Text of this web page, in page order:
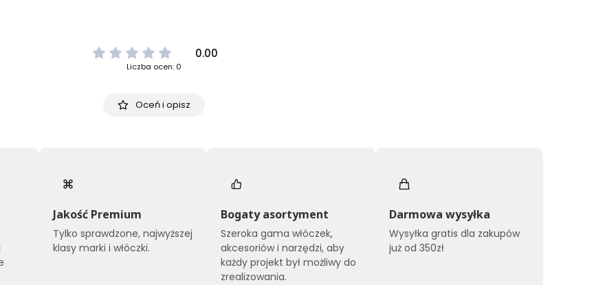
0.00
Liczba ocen: 0
Oceń i opisz
Jakość Premium
Tylko sprawdzone, najwyższej
klasy marki i włóczki.
Bogaty asortyment
Szeroka gama włóczek,
akcesoriów i narzędzi, aby
każdy projekt był możliwy do
zrealizowania.
Darmowa wysyłka
Wysyłka gratis dla zakupów
już od 350zł